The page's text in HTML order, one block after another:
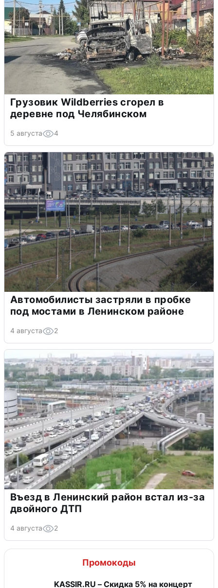
Грузовик Wildberries сгорел в
деревне под Челябинском
5 августа 4
Автомобилисты застряли в пробке
под мостами в Ленинском районе
4 августа 2
Въезд в Ленинский район встал из-за
двойного ДТП
4 августа 2
Промокоды
KASSIR.RU – Скидка 5% на концерт